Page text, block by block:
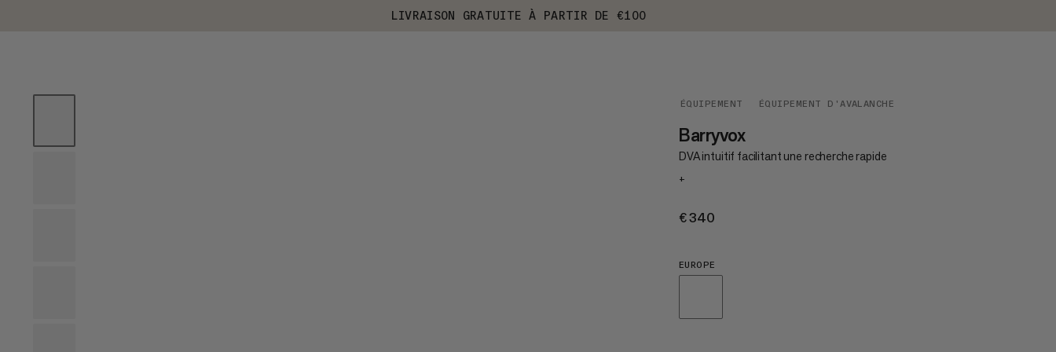
LIVRAISON GRATUITE À PARTIR DE €100
ÉQUIPEMENT ÉQUIPEMENT D'AVALANCHE
Barryvox
DVA intuitif facilitant une recherche rapide
+
€340
EUROPE